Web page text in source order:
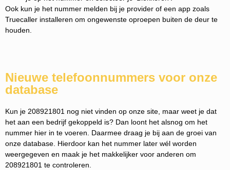
Ook kun je het nummer melden bij je provider of een app zoals
Truecaller installeren om ongewenste oproepen buiten de deur te
houden.
Nieuwe telefoonnummers voor onze
database
Kun je 208921801 nog niet vinden op onze site, maar weet je dat
het aan een bedrijf gekoppeld is? Dan loont het alsnog om het
nummer hier in te voeren. Daarmee draag je bij aan de groei van
onze database. Hierdoor kan het nummer later wél worden
weergegeven en maak je het makkelijker voor anderen om
208921801 te controleren.